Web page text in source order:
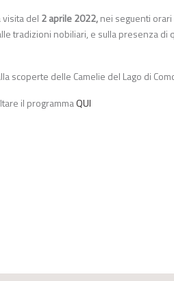
visita del 2 aprile 2022,nei seguenti orari
tradizioni nobiliari, e sulla presenza
scoperte delle Camelie del Lago di
il programmaQUI